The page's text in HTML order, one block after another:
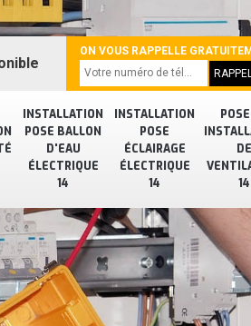
INSTALLATION
POSE BALLON
D'EAU
ÉLECTRIQUE
14
INSTALLATION
POSE
ÉCLAIRAGE
ÉLECTRIQUE
14
DE
14
ON VOUS RAPPELLE